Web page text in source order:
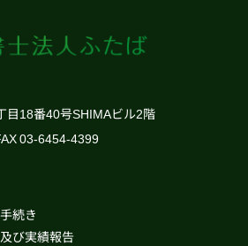
目18番40号SHIMAビル2階
03-6454-4399
続き
び実績報告